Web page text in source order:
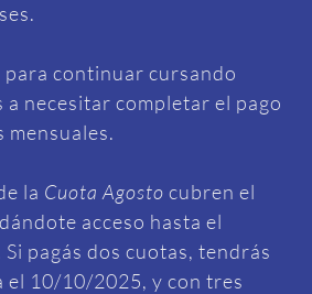
para continuar cursando
a necesitar completar el pago
mensuales.
la Cuota Agosto cubren el
acceso hasta el
pagás dos cuotas, tendrás
el 10/10/2025, y con tres